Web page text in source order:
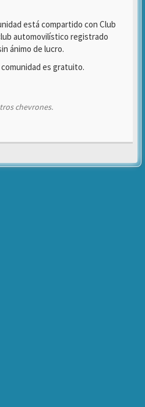
está compartido con Club
automovilístico registrado
ánimo de lucro.
es gratuito.
chevrones.